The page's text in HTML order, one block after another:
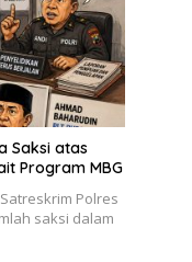
Saksi atas
Program MBG
Satreskrim Polres
saksi dalam